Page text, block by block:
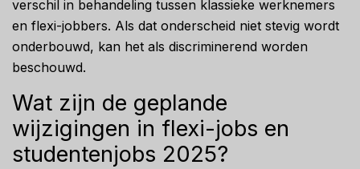
verschil in behandeling tussen klassieke werknemers
en flexi-jobbers. Als dat onderscheid niet stevig wordt
onderbouwd, kan het als discriminerend worden
beschouwd.
Wat zijn de geplande
wijzigingen in flexi-jobs en
studentenjobs 2025?